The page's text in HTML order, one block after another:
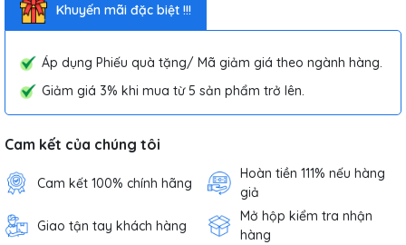
Khuyến mãi đặc biệt !!!
Áp dụng Phiếu quà tặng/ Mã giảm giá theo ngành hàng.
Giảm giá 3% khi mua từ 5 sản phẩm trở lên.
Cam kết của chúng tôi
Cam kết 100% chính hãng
Hoàn tiền 111% nếu hàng
giả
Giao tận tay khách hàng
Mở hộp kiểm tra nhận
hàng